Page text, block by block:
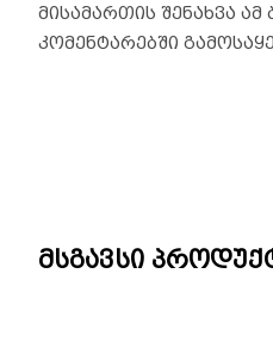
მისამართის შენახვა
კომენტარებში
მსგავსი